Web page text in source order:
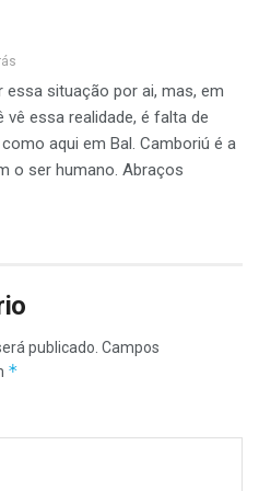
abandonados, principalmente
o Portal de Marcelino se
lixo, dormindo em calçadas
humana,
que agem por impulso não
situação por ai, mas, em
vê essa realidade, é falta de
aqui em Bal. Camboriú é a
o ser humano. Abraços
publicado. Campos
*